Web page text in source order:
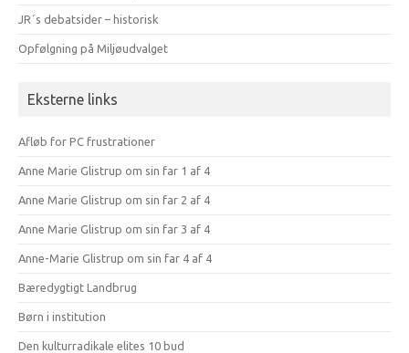
JR´s debatsider – historisk
Opfølgning på Miljøudvalget
Eksterne links
Afløb for PC frustrationer
Anne Marie Glistrup om sin far 1 af 4
Anne Marie Glistrup om sin far 2 af 4
Anne Marie Glistrup om sin far 3 af 4
Anne-Marie Glistrup om sin far 4 af 4
Bæredygtigt Landbrug
Børn i institution
Den kulturradikale elites 10 bud